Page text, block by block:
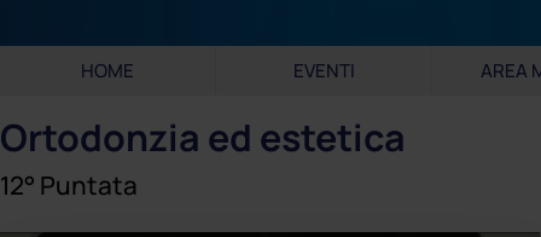
HOME EVENTI AREA
Ortodonzia ed estetica
12° Puntata